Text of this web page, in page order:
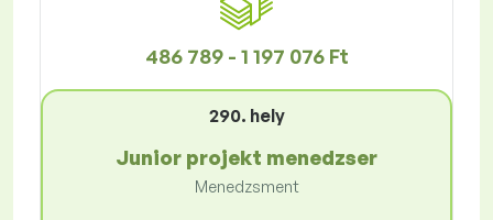
486 789 - 1 197 076 Ft
290. hely
Junior projekt menedzser
Menedzsment